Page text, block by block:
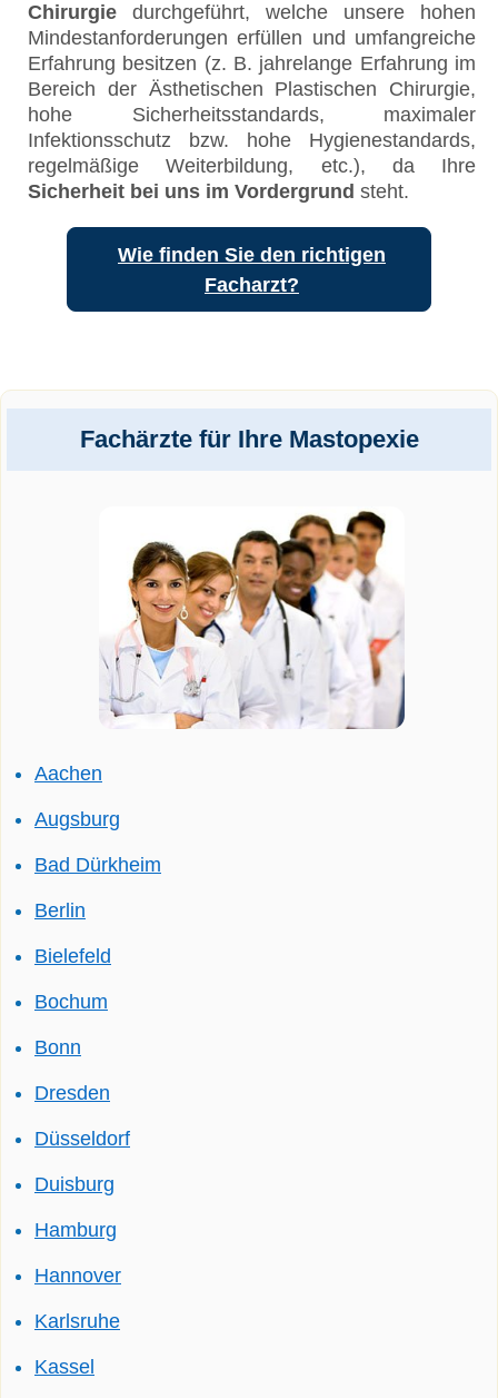
Chirurgie durchgeführt, welche unsere hohen
Mindestanforderungen erfüllen und umfangreiche
Erfahrung besitzen (z. B. jahrelange Erfahrung im
Bereich der Ästhetischen Plastischen Chirurgie,
hohe Sicherheitsstandards, maximaler
Infektionsschutz bzw. hohe Hygienestandards,
regelmäßige Weiterbildung, etc.), da Ihre
Sicherheit bei uns im Vordergrund steht.
Wie finden Sie den richtigen
Facharzt?
Fachärzte für Ihre Mastopexie
Aachen
Augsburg
Bad Dürkheim
Berlin
Bielefeld
Bochum
Bonn
Dresden
Düsseldorf
Duisburg
Hamburg
Hannover
Karlsruhe
Kassel